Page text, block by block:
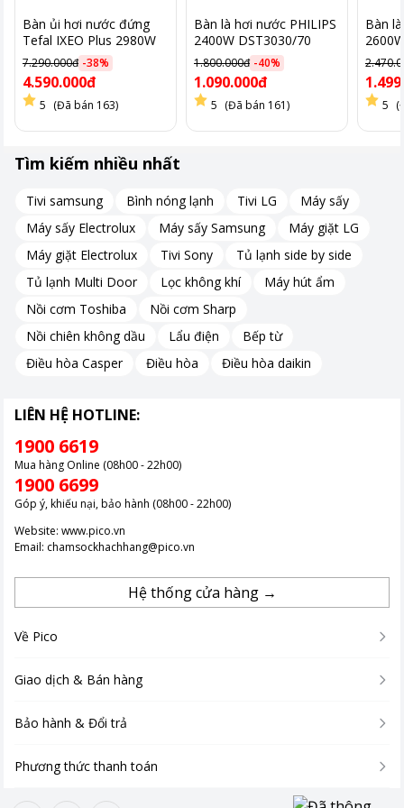
Chuôi dây điện xoay 180 độ, không gây vướng víu, rối dây
Bàn ủi hơi nước Electrolux ESI4017 thiết kế đẹp, ủi đồ tiện
lợi, nhanh chóng, là sản phẩm gia dụng thiết yếu cho mọi
nhà.
Bàn ủi hơi nước đứng
Tefal IXEO Plus 2980W
QT1510E0
7.290.000đ -38%
4.590.000đ
5 (Đã bán 163)
Bàn là hơi nước PHILIPS
2400W DST3030/70
1.800.000đ -40%
1.090.000đ
5 (Đã bán 161)
Bàn
5
Tìm kiếm nhiều nhất
Tivi samsung Bình nóng lạnh Tivi LG
Máy sấy
Máy sấy Electrolux
Máy sấy Samsung
Máy giặt LG
Máy giặt Electrolux
Tivi Sony
Tủ lạnh side by side
Tủ lạnh Multi Door
Lọc không khí
Máy hút ẩm
Nồi cơm Toshiba
Nồi cơm Sharp
Nồi chiên không dầu
Lẩu điện
Bếp từ
Điều hòa Casper
Điều hòa Điều hòa daikin
LIÊN HỆ HOTLINE:
1900 6619
Mua hàng Online (08h00 - 22h00)
1900 6699
Góp ý, khiếu nại, bảo hành (08h00 - 22h00)
Website: www.pico.vn
Email: chamsockhachhang@pico.vn
Hệ thống cửa hàng →
Về Pico
Giao dịch & Bán hàng
Bảo hành & Đổi trả
Phương thức thanh toán